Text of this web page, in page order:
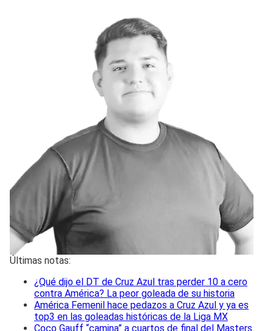
Últimas notas:
¿Qué dijo el DT de Cruz Azul tras perder 10 a cero
contra América? La peor goleada de su historia
América Femenil hace pedazos a Cruz Azul y ya es
top3 en las goleadas históricas de la Liga MX
Coco Gauff “camina” a cuartos de final del Masters